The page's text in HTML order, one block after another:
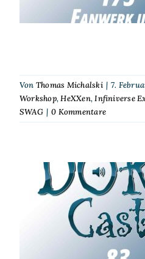
Von Thomas Michalski | 7.
Workshop,HeXXen,Infiniverse
SWAG | 0 Kommentare
DORPCast 83:
die starken